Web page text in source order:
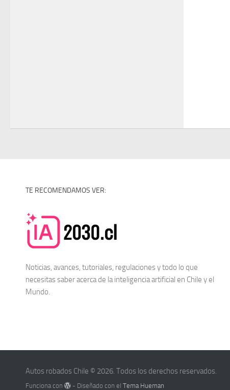
TE RECOMENDAMOS VER:
Noticias, avances, tutoriales, regulaciones y todo lo que
necesitas saber acerca de lainteligencia artificial en Chile y el
Mundo.
Autos robados Chile © 2026. Todos los derechos reservados.
Funciona con - Diseñado con elTema Hueman